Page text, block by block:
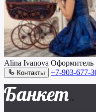
Alina Ivanova Оформитель
Контакты +7-903-677-
Банкет .ru